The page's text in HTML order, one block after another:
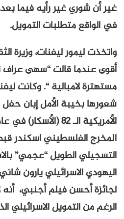
غير أن شوري غير رأيه فيما
في الواقع متطلبات التمويل.
واتخذت ليمور ليفنات، وزيرة
أقوى عندما قالت “سهى
مستهترة لامبالية “. وكانت
شعورها بخيبة الأمل إبان حفل
المخرج الفلسطيني اسكندر
التسجيلي الطويل “عجمي”
اليهودي الاسرائيلي يارون
لجائزة أحسن فيلم أجنبي،
الرغم من التمويل